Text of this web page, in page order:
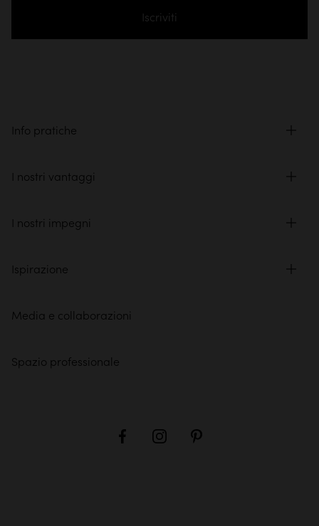
Iscriviti
Info pratiche
I nostri vantaggi
I nostri impegni
Ispirazione
Media e collaborazioni
Spazio professionale